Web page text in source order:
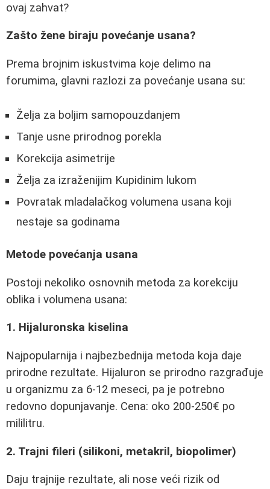
ovaj zahvat?
Zašto žene biraju povećanje usana?
Prema brojnim iskustvima koje delimo na
forumima, glavni razlozi za povećanje usana su:
Želja za boljim samopouzdanjem
Tanje usne prirodnog porekla
Korekcija asimetrije
Želja za izraženijim Kupidinim lukom
Povratak mladalačkog volumena usana koji
nestaje sa godinama
Metode povećanja usana
Postoji nekoliko osnovnih metoda za korekciju
oblika i volumena usana:
1. Hijaluronska kiselina
Najpopularnija i najbezbednija metoda koja daje
prirodne rezultate. Hijaluron se prirodno razgrađuje
u organizmu za 6-12 meseci, pa je potrebno
redovno dopunjavanje. Cena: oko 200-250€ po
mililitru.
2. Trajni fileri (silikoni, metakril, biopolimer)
Daju trajnije rezultate, ali nose veći rizik od